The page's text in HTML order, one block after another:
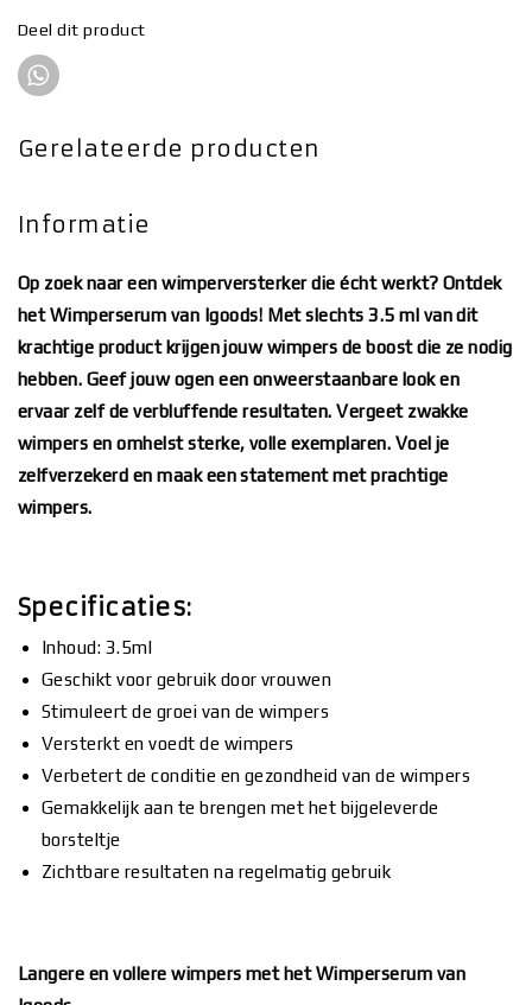
Deel dit product
Gerelateerde producten
Informatie
Op zoek naar een wimperversterker die écht werkt? Ontdek
het Wimperserum van Igoods! Met slechts 3.5 ml van dit
krachtige product krijgen jouw wimpers de boost die ze nodig
hebben. Geef jouw ogen een onweerstaanbare look en
ervaar zelf de verbluffende resultaten. Vergeet zwakke
wimpers en omhelst sterke, volle exemplaren. Voel je
zelfverzekerd en maak een statement met prachtige
wimpers.
Specificaties:
Inhoud: 3.5ml
Geschikt voor gebruik door vrouwen
Stimuleert de groei van de wimpers
Versterkt en voedt de wimpers
Verbetert de conditie en gezondheid van de wimpers
Gemakkelijk aan te brengen met het bijgeleverde
borsteltje
Zichtbare resultaten na regelmatig gebruik
Langere en vollere wimpers met het Wimperserum van